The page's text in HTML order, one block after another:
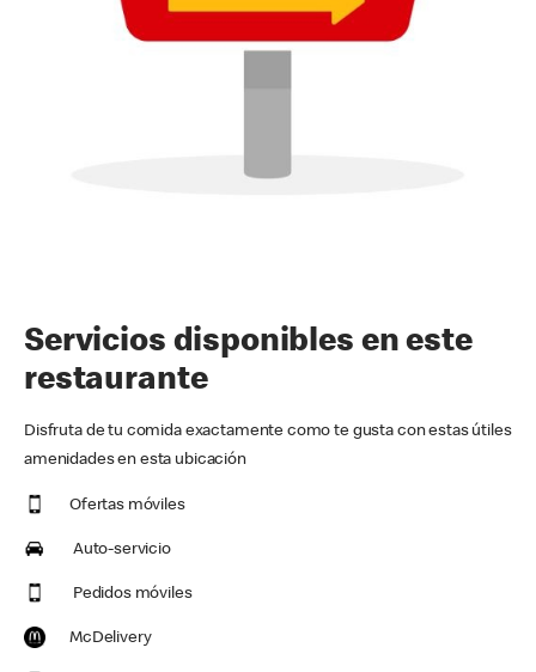
Servicios disponibles en este
restaurante
Disfruta de tu comida exactamente como te gusta con estas útiles
amenidades en esta ubicación
Ofertas móviles
Auto-servicio
Pedidos móviles
McDelivery